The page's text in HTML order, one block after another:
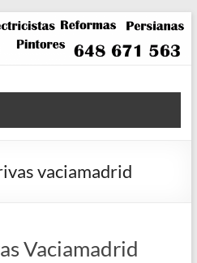
vaciamadrid
Vaciamadrid